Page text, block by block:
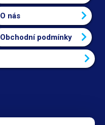
O nás
Obchodní podmínky